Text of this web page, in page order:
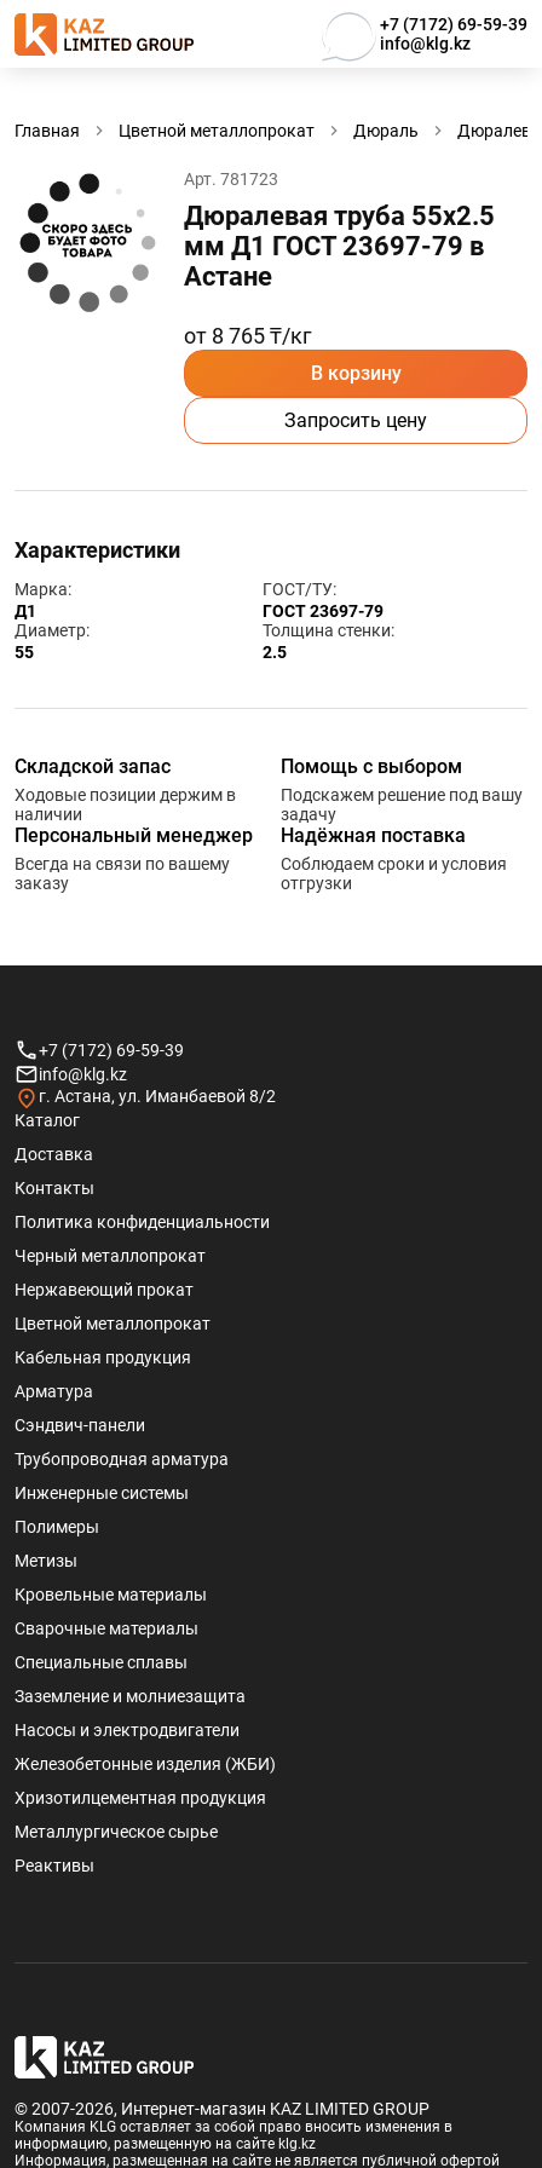
+7 (7172) 69-59-39
info@klg.kz
Главная Цветной металлопрокат Дюраль
Арт. 781723
Дюралевая труба 55х2.5
мм Д1 ГОСТ 23697-79 в
Астанe
от 8 765 ₸/кг
В корзину
Запросить цену
Характеристики
Марка:
Д1
ГОСТ/ТУ:
ГОСТ 23697-79
Диаметр:
55
Толщина стенки:
2.5
Складской запас
Ходовые позиции держим в
наличии
Помощь с выбором
Подскажем решение под вашу
задачу
Персональный менеджер
Всегда на связи по вашему
заказу
Надёжная поставка
Соблюдаем сроки и условия
отгрузки
+7 (7172) 69-59-39
info@klg.kz
г. Астана, ул. Иманбаевой 8/2
Каталог
Доставка
Контакты
Политика конфиденциальности
Черный металлопрокат
Нержавеющий прокат
Цветной металлопрокат
Кабельная продукция
Арматура
Сэндвич-панели
Трубопроводная арматура
Инженерные системы
Полимеры
Метизы
Кровельные материалы
Сварочные материалы
Специальные сплавы
Заземление и молниезащита
Насосы и электродвигатели
Железобетонные изделия (ЖБИ)
Хризотилцементная продукция
Металлургическое сырье
Реактивы
© 2007-2026, Интернет-магазин KAZ LIMITED GROUP
Компания KLG оставляет за собой право вносить изменения в
информацию, размещенную на сайте klg.kz
Информация, размещенная на сайте не является публичной офертой